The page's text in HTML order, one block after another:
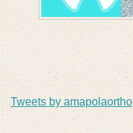
Tweets by amapolaortho